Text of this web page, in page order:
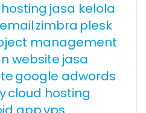
jasa kelola
emailzimbra plesk
management
website jasa
google adwords
cloud hosting